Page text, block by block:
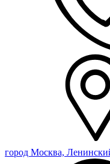
город Москва,